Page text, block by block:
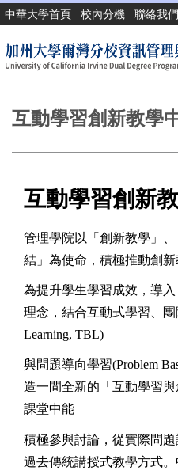
跳
到
主
要
區
中華大學首頁 校內分機 聯絡我們
互動學習創新教學
互動學習創新
管理學院以「創新教學」
結」為使命，積極推動創新
為提升學生學習成效，導
理念，結合互動式學習、
Learning, TBL)
與問題導向學習(Problem
造一間全新的「互動學習
課堂中能
積極參與討論，從實際問
過去傳統講授式教學方式